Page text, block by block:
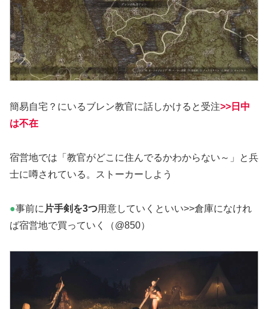
簡易自宅？にいるブレン教官に話しかけると受注>>日中
は不在
宿営地では「教官がどこに住んでるかわからない～」と兵
士に噂されている。ストーカーしよう
●事前に 片手剣を3つ用意していくといい>>倉庫になけれ
ば宿営地で買っていく（@850）